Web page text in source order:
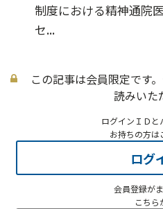
制度における精神通院
セ...
この記事は会員限定です
読みいた
ログインＩＤと
お持ちの方は
ログ
会員登録が
こちら